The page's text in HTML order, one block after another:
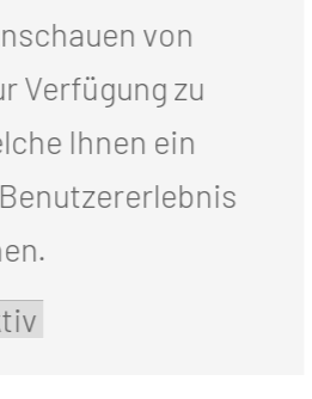
von
Verfügung zu
Ihnen ein